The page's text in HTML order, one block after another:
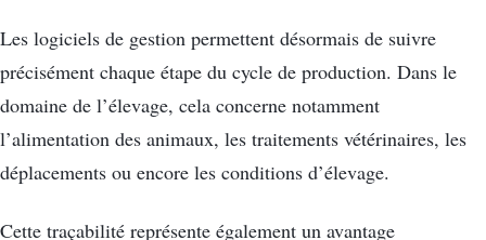
Les logiciels de gestion permettent désormais de suivre
précisément chaque étape du cycle de production. Dans le
domaine de l’élevage, cela concerne notamment
l’alimentation des animaux, les traitements vétérinaires, les
déplacements ou encore les conditions d’élevage.
Cette traçabilité représente également un avantage